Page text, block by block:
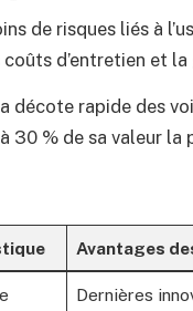
de risques liés à
coûts d’entretien et
décote rapide des
30 % de sa valeur la
Avantages
Dernières